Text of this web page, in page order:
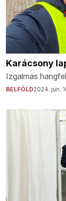
Karácsony
Izgalmas
BELFÖLD2024. jún.